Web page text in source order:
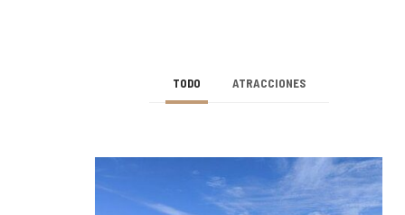
TODO ATRACCIONES